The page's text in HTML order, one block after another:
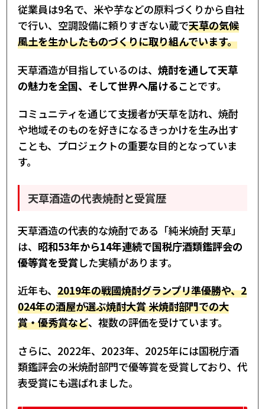
従業員は9名で、米や芋などの原料づくりから自社
で行い、空調設備に頼りすぎない蔵で天草の気候
風土を生かしたものづくりに取り組んでいます。
天草酒造が目指しているのは、 焼酎を通して天草
の魅力を全国、そして世界へ届けることです。
コミュニティを通じて支援者が天草を訪れ、焼酎
や地域そのものを好きになるきっかけを生み出す
ことも、プロジェクトの重要な目的となっていま
す。
天草酒造の代表焼酎と受賞歴
天草酒造の代表的な焼酎である「純米焼酎 天草」
は、 昭和53年から14年連続で国税庁酒類鑑評会の
優等賞を受賞 した実績があります。
近年も、 2019年の戦國焼酎グランプリ準優勝や、2
024年の酒屋が選ぶ焼酎大賞 米焼酎部門での大
賞・優秀賞など、複数の評価を受けています。
さらに、2022年、2023年、2025年には国税庁酒
類鑑評会の米焼酎部門で優等賞を受賞しており、代
表受賞にも選ばれました。